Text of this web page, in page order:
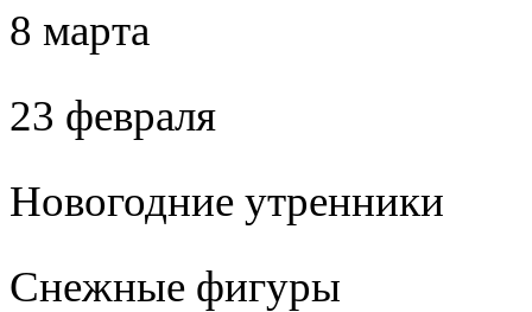
8 марта
23 февраля
Новогодние утренники
Cнежные фигуры